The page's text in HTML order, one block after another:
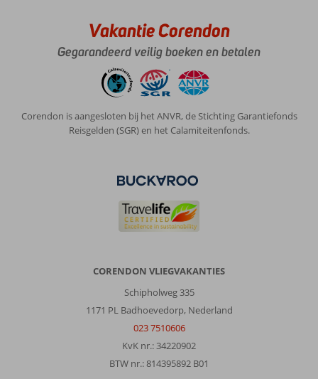
Vakantie Corendon
Gegarandeerd veilig boeken en betalen
Corendon is aangesloten bij het ANVR, de Stichting Garantiefonds
Reisgelden (SGR) en het Calamiteitenfonds.
CORENDON VLIEGVAKANTIES
Schipholweg 335
1171 PL Badhoevedorp, Nederland
023 7510606
KvK nr.: 34220902
BTW nr.: 814395892 B01